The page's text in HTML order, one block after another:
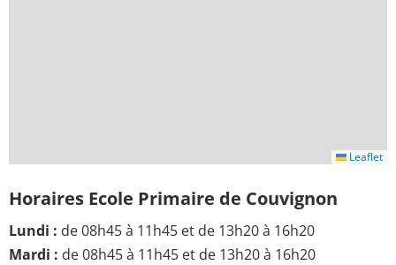
Leaflet
Horaires Ecole Primaire de Couvignon
Lundi : de 08h45 à 11h45 et de 13h20 à 16h20
Mardi : de 08h45 à 11h45 et de 13h20 à 16h20